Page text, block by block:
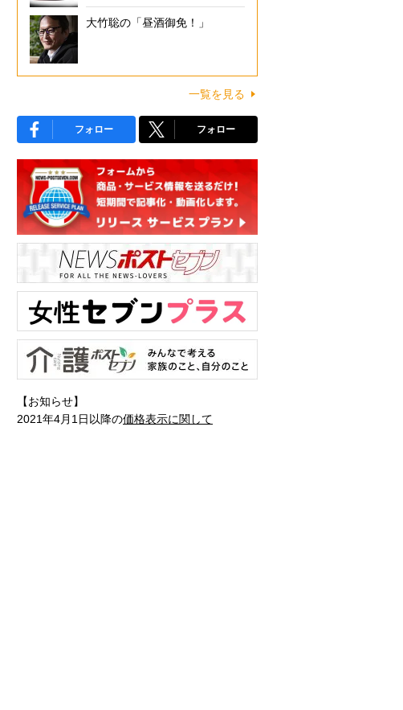
大竹聡の「昼酒御免！」
一覧を見る
フォロー フォロー
【お知らせ】
2021年4月1日以降の価格表示に関して